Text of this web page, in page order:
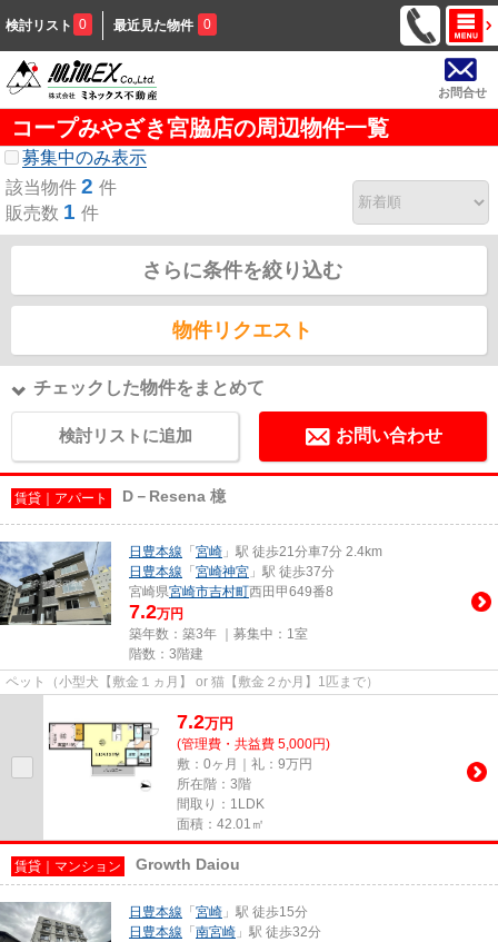
検討リスト 0 最近見た物件 0
お問合せ
コープみやざき宮脇店の周辺物件一覧
募集中のみ表示
該当物件 2 件
販売数 1 件
さらに条件を絞り込む
物件リクエスト
チェックした物件をまとめて
検討リストに追加 お問い合わせ
賃貸｜アパート D－Resena 檍
日豊本線 「 宮崎 」駅 徒歩21分車7分 2.4km
日豊本線 「 宮崎神宮 」駅 徒歩37分
宮崎県宮崎市吉村町西田甲649番8
7.2万円
築年数：築3年 ｜募集中： 1室
階数：3階建
ペット（小型犬【敷金１ヵ月】 or 猫【敷金２か月】1匹まで）
7.2万円
(管理費・共益費 5,000円)
敷：0ヶ月｜礼：9万円
所在階：3階
間取り：1LDK
面積：42.01㎡
賃貸｜マンション Growth Daiou
日豊本線 「 宮崎 」駅 徒歩15分
日豊本線 「 南宮崎 」駅 徒歩32分